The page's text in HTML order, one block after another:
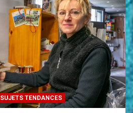
SUJETS TENDANCES